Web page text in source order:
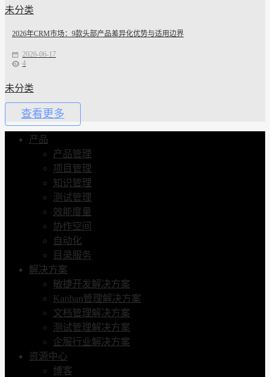
未分类
2026年CRM市场：9款头部产品差异化优势与适用边界
2026-06-17
4
未分类
查看更多
产品
产品管理
项目管理
知识管理
测试管理
效能度量
协作空间
自动化
目录服务
解决方案
敏捷开发解决方案
Kanban管理解决方案
文档管理解决方案
测试管理解决方案
企服行业解决方案
资源中心
博客